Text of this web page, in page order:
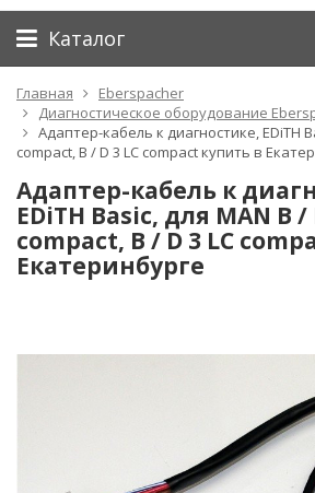
Каталог
Главная
Eberspacher
Диагностическое оборудование
Адаптер-кабель к диагностике, EDiTH
compact, B / D 3 LC compact купить в
Адаптер-кабель к
EDiTH Basic, для MAN B /
compact, B / D 3 LC
Екатеринбурге